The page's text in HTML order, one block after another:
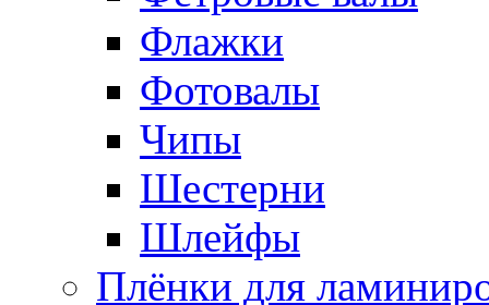
Флажки
Фотовалы
Чипы
Шестерни
Шлейфы
Плёнки для